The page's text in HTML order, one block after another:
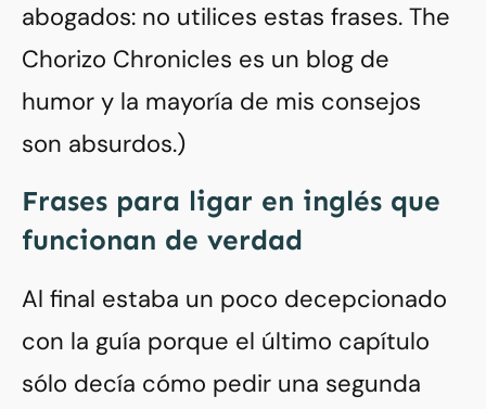
abogados: no utilices estas frases. The
Chorizo Chronicles es un blog de
humor y la mayoría de mis consejos
son absurdos.)
Frases para ligar en inglés que
funcionan de verdad
Al final estaba un poco decepcionado
con la guía porque el último capítulo
sólo decía cómo pedir una segunda